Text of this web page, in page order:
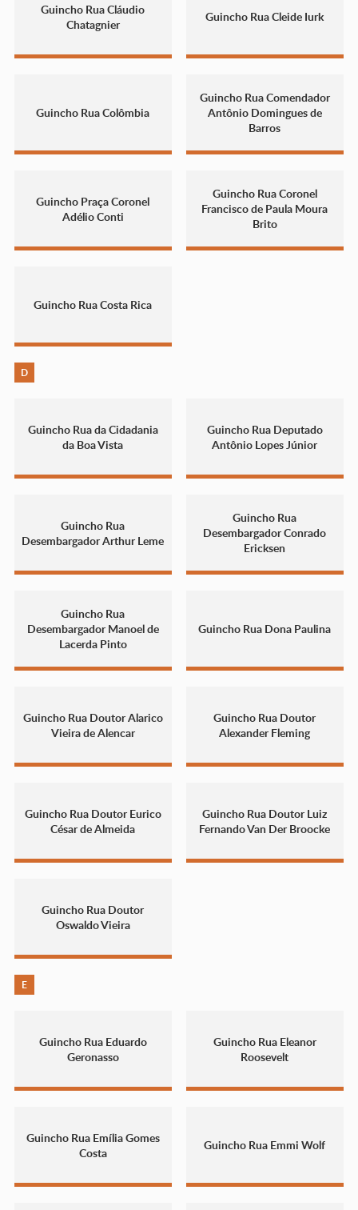
Guincho Rua Cláudio
Chatagnier
Guincho Rua Cleide Iurk
Guincho Rua Colômbia
Guincho Rua Comendador
Antônio Domingues de
Barros
Guincho Praça Coronel
Adélio Conti
Guincho Rua Coronel
Francisco de Paula Moura
Brito
Guincho Rua Costa Rica
D
Guincho Rua da Cidadania
da Boa Vista
Guincho Rua Deputado
Antônio Lopes Júnior
Guincho Rua
Desembargador Arthur Leme
Guincho Rua
Desembargador Conrado
Ericksen
Guincho Rua
Desembargador Manoel de
Lacerda Pinto
Guincho Rua Dona Paulina
Guincho Rua Doutor Alarico
Vieira de Alencar
Guincho Rua Doutor
Alexander Fleming
Guincho Rua Doutor Eurico
César de Almeida
Guincho Rua Doutor Luiz
Fernando Van Der Broocke
Guincho Rua Doutor
Oswaldo Vieira
E
Guincho Rua Eduardo
Geronasso
Guincho Rua Eleanor
Roosevelt
Guincho Rua Emília Gomes
Costa
Guincho Rua Emmi Wolf